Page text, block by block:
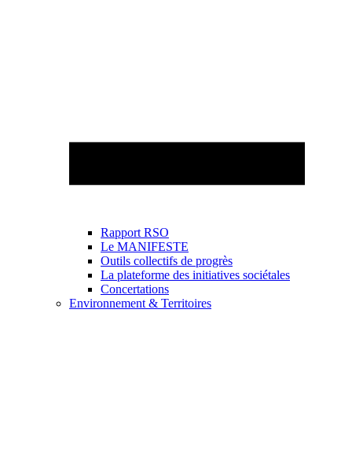
Rapport RSO
Le MANIFESTE
Outils collectifs de progrès
La plateforme des initiatives sociétales
Concertations
Environnement & Territoires